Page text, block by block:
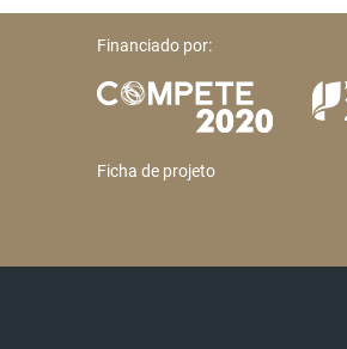
Financiado por:
Ficha de projeto